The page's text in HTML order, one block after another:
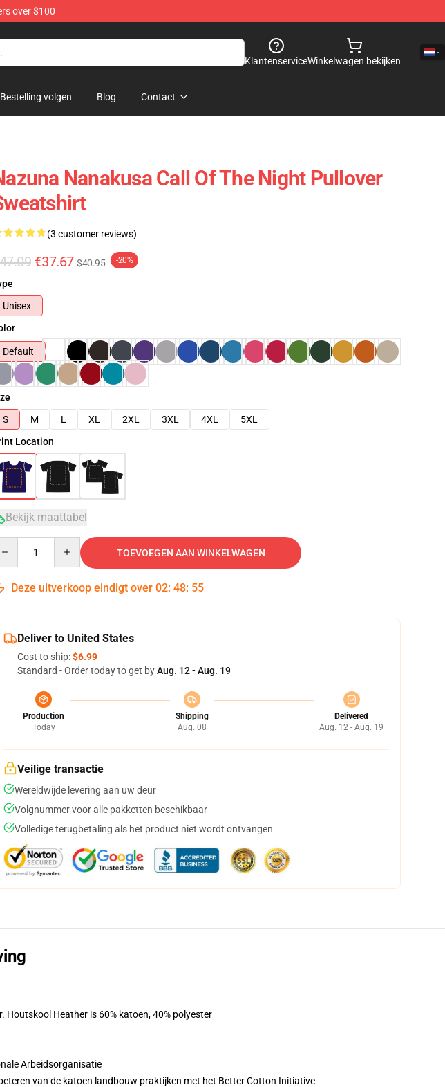
over $100
KlantenserviceWinkelwagen bekijken
Bestelling volgen Blog Contact
Nanakusa Call Of The Night Pullover
(3 customer reviews)
€37.67 $40.95 -20%
Unisex
Default
S
M L XL 2XL 3XL 4XL
5XL
Location
Bekijk maattabel
TOEVOEGEN AAN WINKELWAGEN
Deze uitverkoop eindigt over 02: 48: 54
Deliver to United States
Cost to ship:$6.99
Standard - Order today to get byAug. 12 - Aug. 19
Production
Today
Shipping
Aug. 08
Delivered
Aug. 12 - Aug. 19
Veilige transactie
Wereldwijde levering aan uw deur
Volgnummer voor alle pakketten beschikbaar
Volledige terugbetaling als het product niet wordt ontvangen
Houtskool Heather is 60% katoen, 40% polyester
Arbeidsorganisatie
van de katoen landbouw praktijken met het Better Cotton Initiative